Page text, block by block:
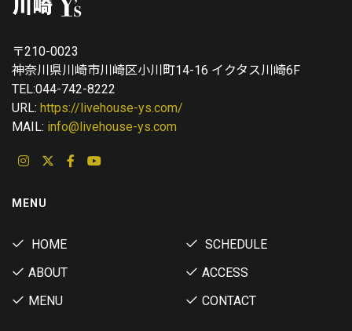
〒210-0023
神奈川県川崎市川崎区小川町14-16 イクタス川崎6F
TEL:044-742-8222
URL: https://livehouse-ys.com/
MAIL: info@livehouse-ys.com
MENU
HOME
SCHEDULE
ABOUT
ACCESS
MENU
CONTACT